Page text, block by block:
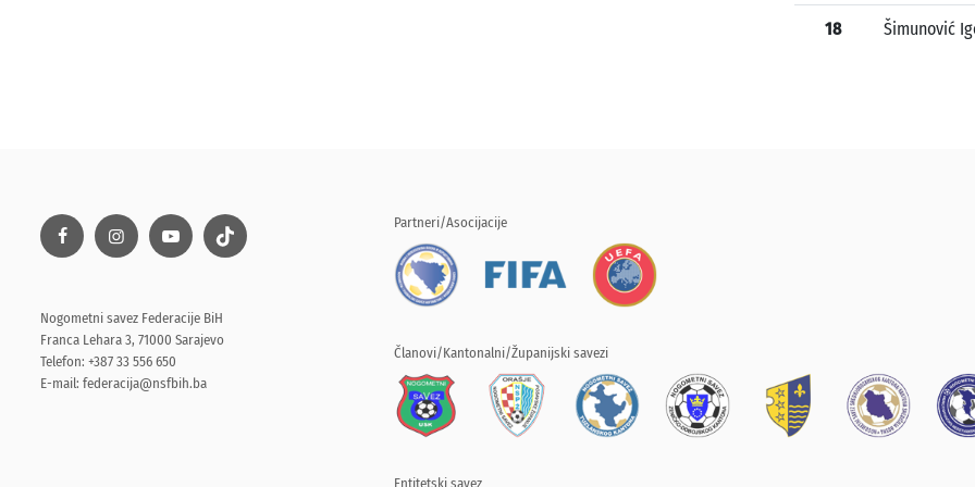
18 Šimunović
Nogometni savez Federacije BiH
Franca Lehara 3, 71000 Sarajevo
Telefon: +387 33 556 650
E-mail: federacija@nsfbih.ba
Partneri/Asocijacije
Članovi/Kantonalni/Županijski savezi
Entitetski savez